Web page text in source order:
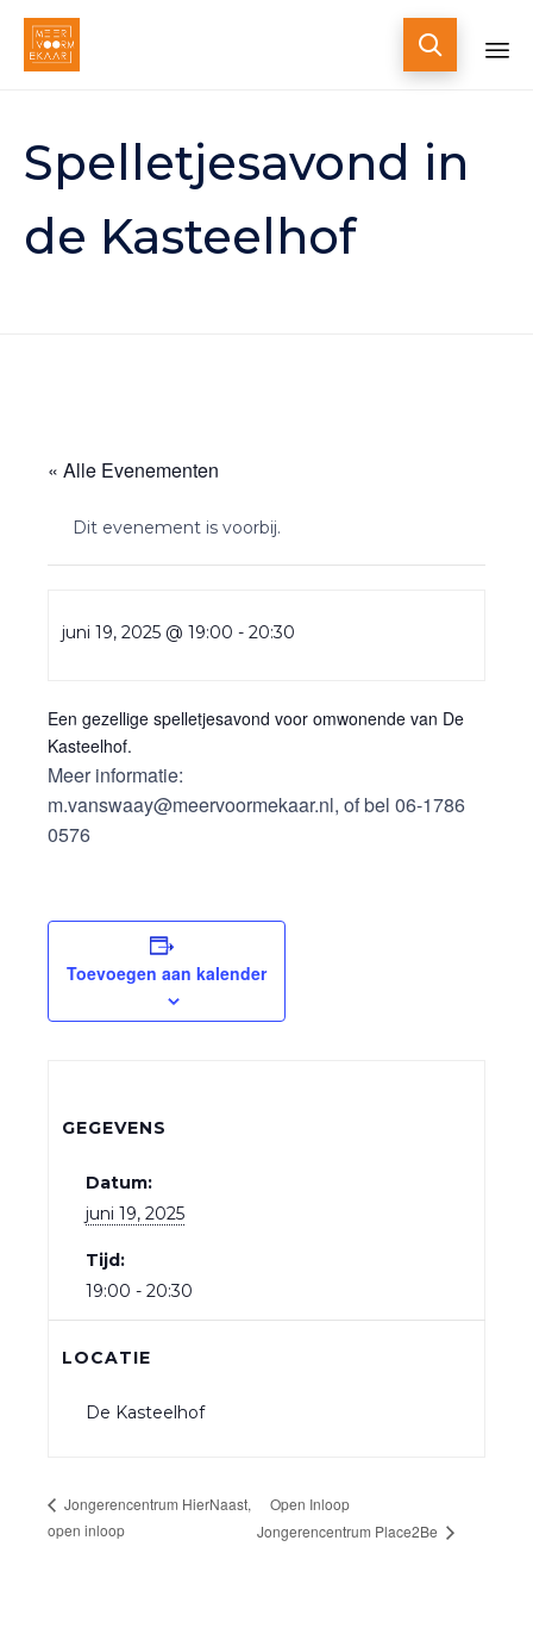

content
Spelletjesavond in
de Kasteelhof
« Alle Evenementen
Dit evenement is voorbij.
juni 19, 2025 @ 19:00 -20:30
Een gezellige spelletjesavond voor omwonende van De
Kasteelhof.
Meer informatie:
m.vanswaay@meervoormekaar.nl, of bel 06-1786
0576
Toevoegen aan kalender
GEGEVENS
Datum:
juni 19, 2025
Tijd:
19:00 - 20:30
LOCATIE
De Kasteelhof
Jongerencentrum HierNaast,
open inloop
Open Inloop
Jongerencentrum Place2Be